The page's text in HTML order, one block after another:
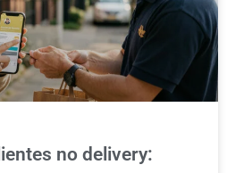
no delivery: